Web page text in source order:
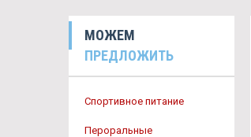
МОЖЕМ
ПРЕДЛОЖИТЬ
Спортивное питание
Пероральные